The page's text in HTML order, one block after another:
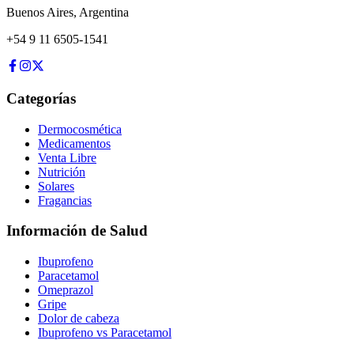
Buenos Aires, Argentina
+54 9 11 6505-1541
Categorías
Dermocosmética
Medicamentos
Venta Libre
Nutrición
Solares
Fragancias
Información de Salud
Ibuprofeno
Paracetamol
Omeprazol
Gripe
Dolor de cabeza
Ibuprofeno vs Paracetamol